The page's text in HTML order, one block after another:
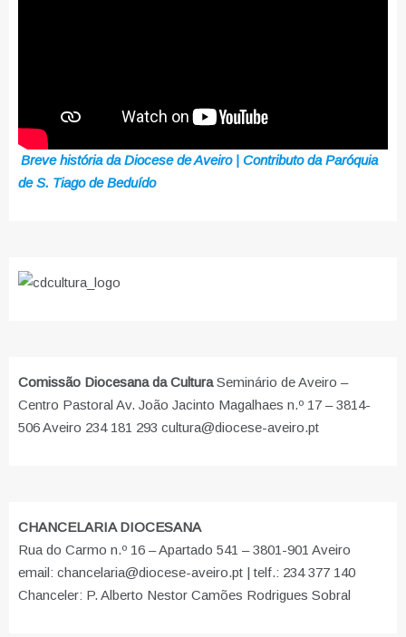
Breve história da Diocese de Aveiro | Contributo da Paróquia
de S. Tiago de Beduído
Comissão Diocesana da CulturaSeminário de Aveiro –
Centro Pastoral Av. João Jacinto Magalhaes n.º 17 – 3814-
506 Aveiro 234 181 293 cultura@diocese-aveiro.pt
CHANCELARIA DIOCESANA
Rua do Carmo n.º 16 – Apartado 541 – 3801-901 Aveiro
email: chancelaria@diocese-aveiro.pt | telf.: 234 377 140
Chanceler: P. Alberto Nestor Camões Rodrigues Sobral